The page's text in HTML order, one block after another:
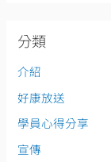
分類
介紹
好康放送
學員心得分享
宣傳